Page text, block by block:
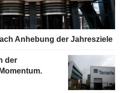
Anhebung der Jahresziele
der